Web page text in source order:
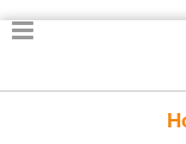
Trang